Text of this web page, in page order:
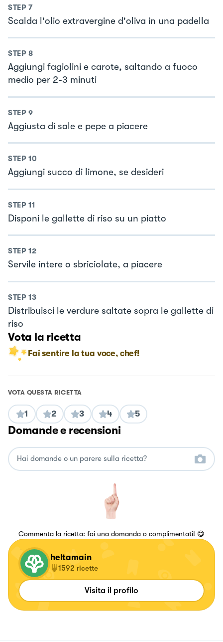
STEP 7
Scalda l'olio extravergine d'oliva in una padella
STEP 8
Aggiungi fagiolini e carote, saltando a fuoco
medio per 2-3 minuti
STEP 9
Aggiusta di sale e pepe a piacere
STEP 10
Aggiungi succo di limone, se desideri
STEP 11
Disponi le gallette di riso su un piatto
STEP 12
Servile intere o sbriciolate, a piacere
STEP 13
Distribuisci le verdure saltate sopra le gallette di
riso
Vota la ricetta
Fai sentire la tua voce, chef!
VOTA QUESTA RICETTA
1 2 3 4 5
Domande e recensioni
Commenta la ricetta: fai una domanda o complimentati! 😋
heltamain
1592 ricette
Visita il profilo